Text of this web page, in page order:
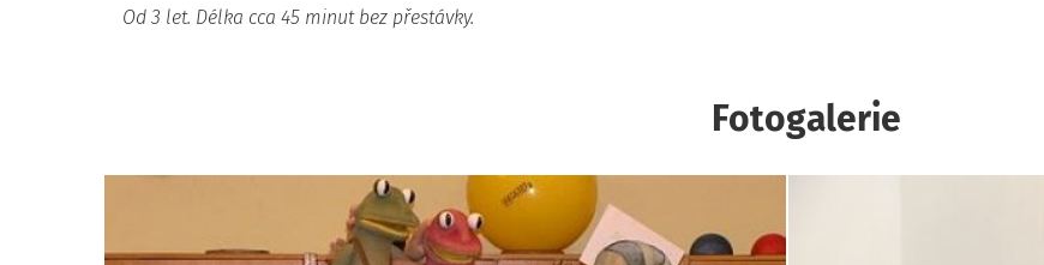
Od 3 let. Délka cca 45 minut bez přestávky.
Fotogalerie